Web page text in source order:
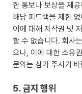
한 통보나 보상을 제
해당 피드백을 제한
이에 대해 저작권 및
할 수 없습니다. 회사
으나, 이에 대한 소유
문의는 삼가 주시기
5. 금지 행위